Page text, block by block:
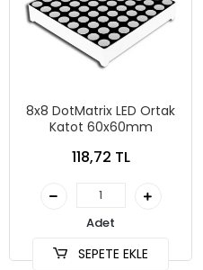
8x8 DotMatrix LED Ortak
Katot 60x60mm
118,72 TL
Adet
SEPETE EKLE